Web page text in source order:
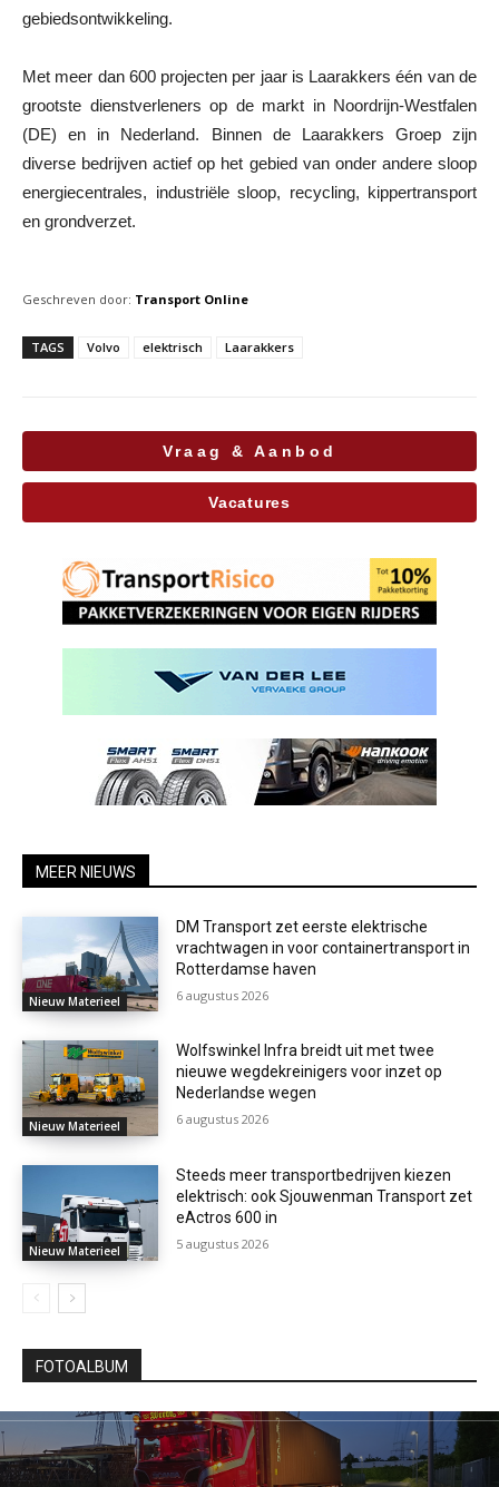
gebiedsontwikkeling.
Met meer dan 600 projecten per jaar is Laarakkers één van de
grootste dienstverleners op de markt in Noordrijn-Westfalen
(DE) en in Nederland. Binnen de Laarakkers Groep zijn
diverse bedrijven actief op het gebied van onder andere sloop
energiecentrales, industriële sloop, recycling, kippertransport
en grondverzet.
Geschreven door: Transport Online
TAGS Volvo elektrisch Laarakkers
Vraag & Aanbod
Vacatures
MEER NIEUWS
Nieuw Materieel
DM Transport zet eerste elektrische
vrachtwagen in voor containertransport in
Rotterdamse haven
6 augustus 2026
Nieuw Materieel
Wolfswinkel Infra breidt uit met twee
nieuwe wegdekreinigers voor inzet op
Nederlandse wegen
6 augustus 2026
Nieuw Materieel
Steeds meer transportbedrijven kiezen
elektrisch: ook Sjouwenman Transport zet
eActros 600 in
5 augustus 2026
FOTOALBUM